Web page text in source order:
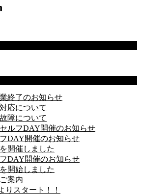
終了のお知らせ
応について
障について
ルフDAY開催のお知らせ
DAY開催のお知らせ
開催しました
DAY開催のお知らせ
開始しました
案内
りスタート！！